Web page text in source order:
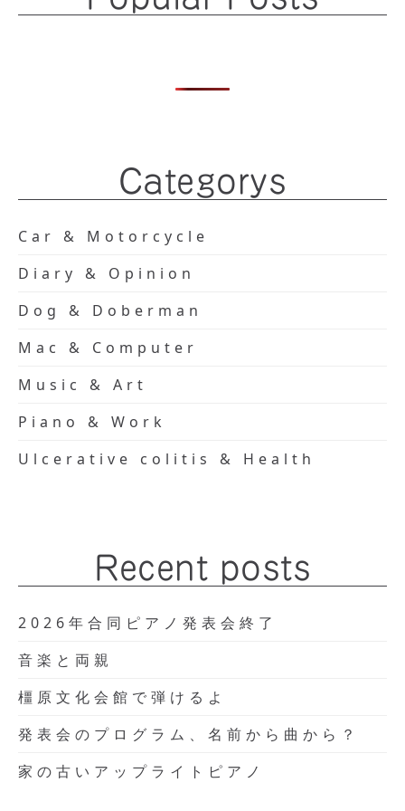
Categorys
Car & Motorcycle
Diary & Opinion
Dog & Doberman
Mac & Computer
Music & Art
Piano & Work
Ulcerative colitis & Health
Recent posts
2026年合同ピアノ発表会終了
音楽と両親
橿原文化会館で弾けるよ
発表会のプログラム、名前から曲から？
家の古いアップライトピアノ